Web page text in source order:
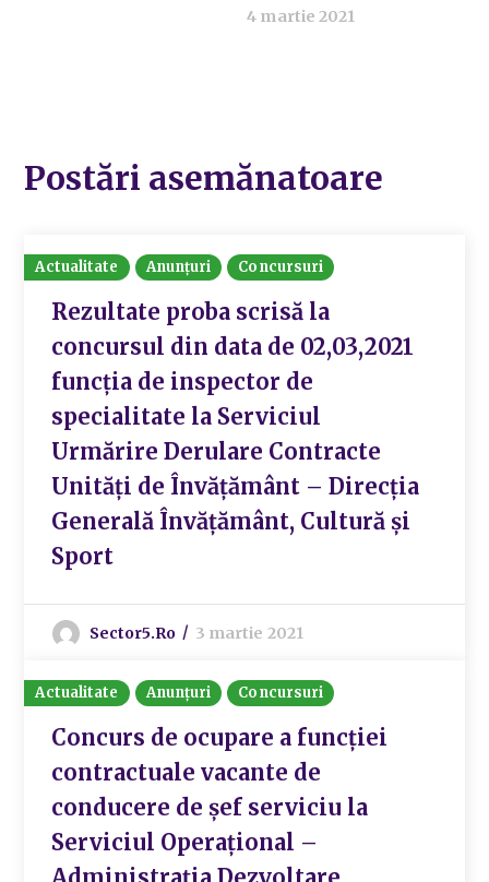
4 martie 2021
Postări asemănatoare
Actualitate Anunțuri Concursuri
Rezultate proba scrisă la
concursul din data de 02,03,2021
funcția de inspector de
specialitate la Serviciul
Urmărire Derulare Contracte
Unități de Învățământ – Direcția
Generală Învățământ, Cultură și
Sport
Sector5.ro 3 martie 2021
Actualitate Anunțuri Concursuri
Concurs de ocupare a funcției
contractuale vacante de
conducere de șef serviciu la
Serviciul Operațional –